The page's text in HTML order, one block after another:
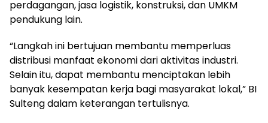
perdagangan, jasa logistik, konstruksi, dan UMKM
pendukung lain.
“Langkah ini bertujuan membantu memperluas
distribusi manfaat ekonomi dari aktivitas industri.
Selain itu, dapat membantu menciptakan lebih
banyak kesempatan kerja bagi masyarakat lokal,” BI
Sulteng dalam keterangan tertulisnya.